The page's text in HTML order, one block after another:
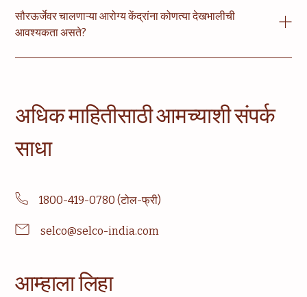
स्थानिक दरांवर अवलंबून असते. सौर यंत्रणा बसवल्यानंतर बहुतेक आरोग्य
केंद्रांमध्ये मासिक वीज खर्चात ६०%-९०% कपात होते.
सौरऊर्जेवर चालणाऱ्या आरोग्य केंद्रांना कोणत्या देखभालीची
आवश्यकता असते?
हाताळण्यासाठी सेवा योजना देते.
अधिक माहितीसाठी आमच्याशी संपर्क
साधा
1800-419-0780 (टोल-फ्री)
selco@selco-india.com
आम्हाला लिहा